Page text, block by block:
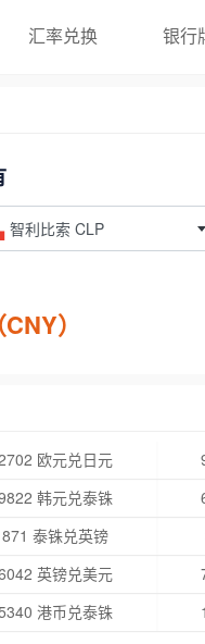
汇率兑换 银行
智利比索 CLP
）
欧元兑日元
韩元兑泰铢
871 泰铢兑英镑
英镑兑美元
港币兑泰铢